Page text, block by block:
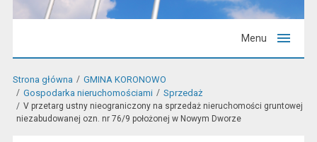
Menu
Strona główna
GMINA KORONOWO
Gospodarka nieruchomościami
Sprzedaż
V przetarg ustny nieograniczony na sprzedaż nieruchomości gruntowej
niezabudowanej ozn. nr 76/9 położonej w Nowym Dworze